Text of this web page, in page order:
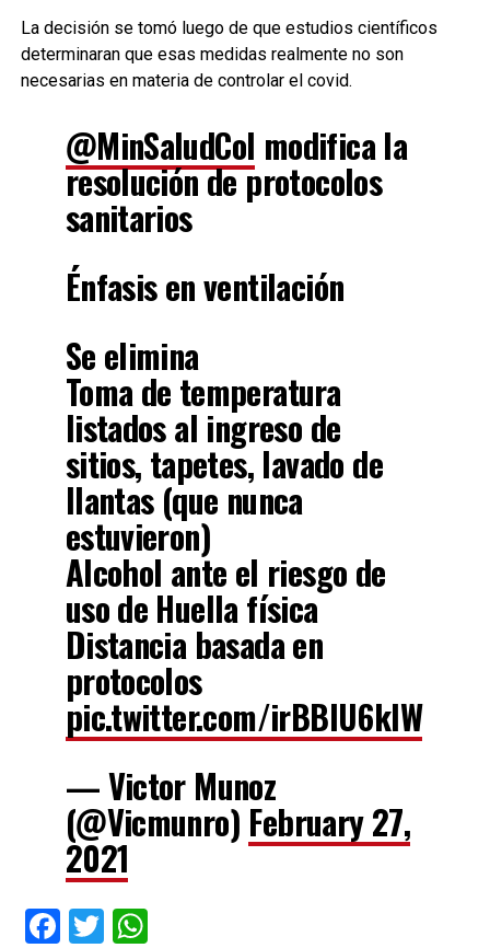
La decisión se tomó luego de que estudios científicos
determinaran que esas medidas realmente no son
necesarias en materia de controlar el covid.
@MinSaludCol modifica la
resolución de protocolos
sanitarios
Énfasis en ventilación
Se elimina
Toma de temperatura
listados al ingreso de
sitios, tapetes, lavado de
llantas (que nunca
estuvieron)
Alcohol ante el riesgo de
uso de Huella física
Distancia basada en
protocolos
pic.twitter.com/irBBIU6kIW
— Victor Munoz
(@Vicmunro) February 27,
2021
Facebook
TwitterWhatsApp